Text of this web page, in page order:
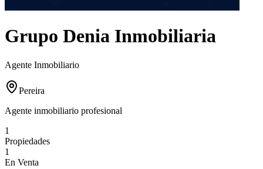
Grupo Denia Inmobiliaria
Agente Inmobiliario
Pereira
Agente inmobiliario profesional
1
Propiedades
1
En Venta